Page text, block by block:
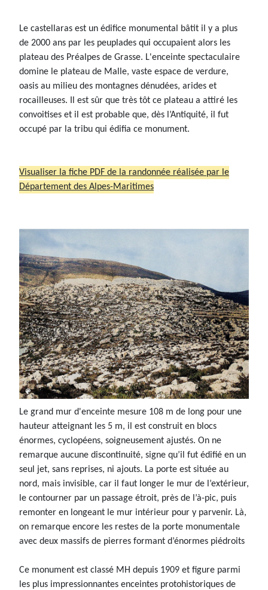
Le castellaras est un édifice monumental bâtit il y a plus
de 2000 ans par les peuplades qui occupaient alors les
plateau des Préalpes de Grasse. L'enceinte spectaculaire
domine le plateau de Malle, vaste espace de verdure,
oasis au milieu des montagnes dénudées, arides et
rocailleuses. Il est sûr que très tôt ce plateau a attiré les
convoitises et il est probable que, dès l’Antiquité, il fut
occupé par la tribu qui édifia ce monument.
Visualiser la fiche PDF de la randonnée réalisée par le
Département des Alpes-Maritimes
Le grand mur d'enceinte mesure 108 m de long pour une
hauteur atteignant les 5 m, il est construit en blocs
énormes, cyclopéens, soigneusement ajustés. On ne
remarque aucune discontinuité, signe qu’il fut édifié en un
seul jet, sans reprises, ni ajouts. La porte est située au
nord, mais invisible, car il faut longer le mur de l’extérieur,
le contourner par un passage étroit, près de l’à-pic, puis
remonter en longeant le mur intérieur pour y parvenir. Là,
on remarque encore les restes de la porte monumentale
avec deux massifs de pierres formant d’énormes piédroits
Ce monument est classé MH depuis 1909 et figure parmi
les plus impressionnantes enceintes protohistoriques de